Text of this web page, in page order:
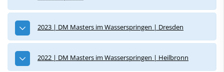
2023 | DM Masters im Wasserspringen | Dresden
2022 | DM Masters im Wasserspringen | Heilbronn
Schwimmen lernen
Sportentwicklung
Service